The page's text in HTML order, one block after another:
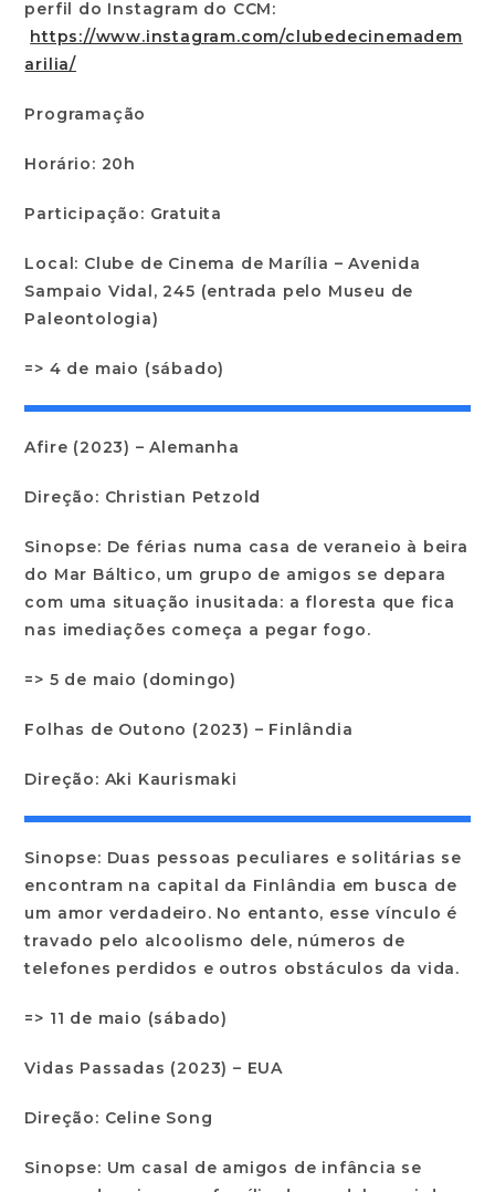
perfil do Instagram do CCM:
https://www.instagram.com/clubedecinemadem
arilia/
Programação
Horário: 20h
Participação: Gratuita
Local: Clube de Cinema de Marília – Avenida
Sampaio Vidal, 245 (entrada pelo Museu de
Paleontologia)
=> 4 de maio (sábado)
Afire (2023) – Alemanha
Direção: Christian Petzold
Sinopse: De férias numa casa de veraneio à beira
do Mar Báltico, um grupo de amigos se depara
com uma situação inusitada: a floresta que fica
nas imediações começa a pegar fogo.
=> 5 de maio (domingo)
Folhas de Outono (2023) – Finlândia
Direção: Aki Kaurismaki
Sinopse: Duas pessoas peculiares e solitárias se
encontram na capital da Finlândia em busca de
um amor verdadeiro. No entanto, esse vínculo é
travado pelo alcoolismo dele, números de
telefones perdidos e outros obstáculos da vida.
=> 11 de maio (sábado)
Vidas Passadas (2023) – EUA
Direção: Celine Song
Sinopse: Um casal de amigos de infância se